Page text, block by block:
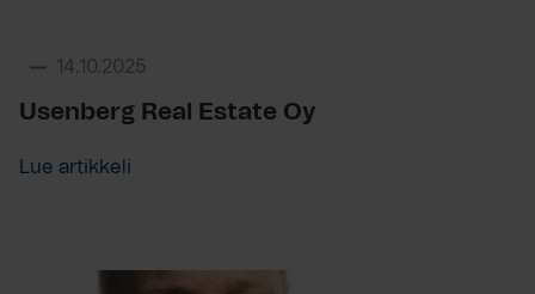
14.10.2025
Usenberg Real Estate Oy
Lue artikkeli